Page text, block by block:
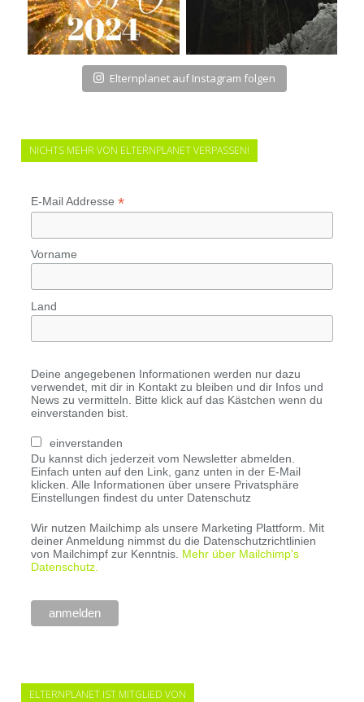
Elternplanet auf Instagram folgen
NICHTS MEHR VON ELTERNPLANET VERPASSEN!
E-Mail Addresse *
Vorname
Land
Deine angegebenen Informationen werden nur dazu
verwendet, mit dir in Kontakt zu bleiben und dir Infos und
News zu vermitteln. Bitte klick auf das Kästchen wenn du
einverstanden bist.
einverstanden
Du kannst dich jederzeit vom Newsletter abmelden.
Einfach unten auf den Link, ganz unten in der E-Mail
klicken. Alle Informationen über unsere Privatsphäre
Einstellungen findest du unter Datenschutz
Wir nutzen Mailchimp als unsere Marketing Plattform. Mit
deiner Anmeldung nimmst du die Datenschutzrichtlinien
von Mailchimpf zur Kenntnis. Mehr über Mailchimp's
Datenschutz.
ELTERNPLANET IST MITGLIED VON